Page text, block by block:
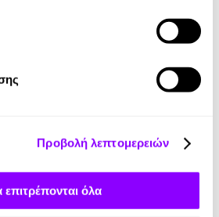
Προβολή λεπτομερειών
επιτρέπονται όλα